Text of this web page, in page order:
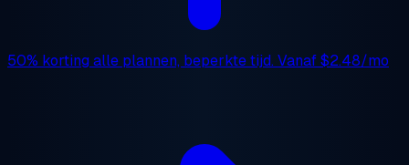
50% korting alle plannen, beperkte tijd. Vanaf$2.48/mo